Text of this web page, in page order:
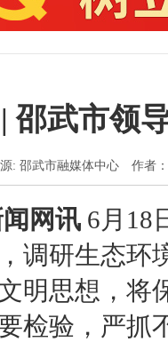
邵武市领
: ​邵武市融媒体中心 作者
网讯 6月18
调研生态环
明思想，将
检验，严抓